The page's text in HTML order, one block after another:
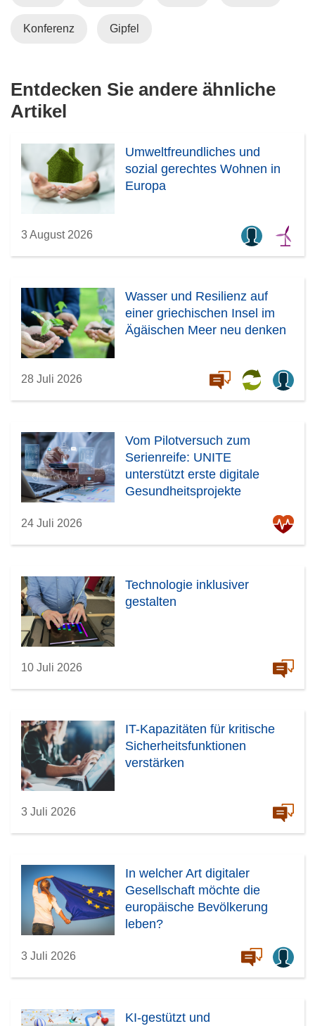
u
e
t
)
Konferenz Gipfel
Entdecken Sie andere ähnliche
Artikel
Umweltfreundliches und
sozial gerechtes Wohnen in
Europa
3 August 2026
Wasser und Resilienz auf
einer griechischen Insel im
Ägäischen Meer neu denken
28 Juli 2026
Vom Pilotversuch zum
Serienreife: UNITE
unterstützt erste digitale
Gesundheitsprojekte
24 Juli 2026
Technologie inklusiver
gestalten
10 Juli 2026
IT-Kapazitäten für kritische
Sicherheitsfunktionen
verstärken
3 Juli 2026
In welcher Art digitaler
Gesellschaft möchte die
europäische Bevölkerung
leben?
3 Juli 2026
KI-gestützt und